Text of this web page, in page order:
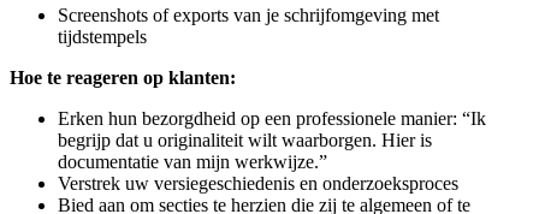
Screenshots of exports van je schrijfomgeving met
tijdstempels
Hoe te reageren op klanten:
Erken hun bezorgdheid op een professionele manier: “Ik
begrijp dat u originaliteit wilt waarborgen. Hier is
documentatie van mijn werkwijze.”
Verstrek uw versiegeschiedenis en onderzoeksproces
Bied aan om secties te herzien die zij te algemeen of te